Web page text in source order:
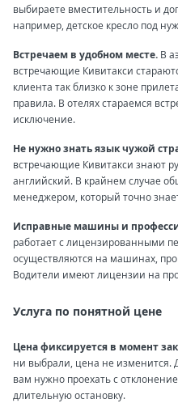
выбираете вместительность и
например, детское кресло под
Встречаем в удобном месте. В
встречающие Кивитакси
клиента так близко к зоне
правила. В отелях стараемся
исключение.
Не нужно знать язык чужой
встречающие Кивитакси знают
английский. В крайнем случае
менеджером, который точно
Исправные машины и
работает с лицензированными
осуществляются на машинах,
Водители имеют лицензии на
Услуга по понятной цене
Цена фиксируется в момент
ни выбрали, цена не изменится.
вам нужно проехать с
длительную остановку.